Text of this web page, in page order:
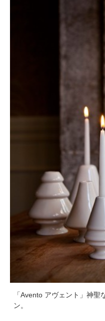
「Avento アヴェント」神
ン。